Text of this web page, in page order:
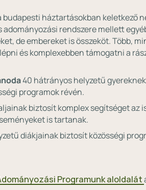
budapesti háztartásokban keletkező
rendszere mellett
de embereket is összeköt. Több,
és komplexebben támogatni a
40 hátrányos helyzetű
programok révén.
biztosít komplex segítséget az
is tartanak.
diákjainak biztosít közösségi
Programunk aloldalát